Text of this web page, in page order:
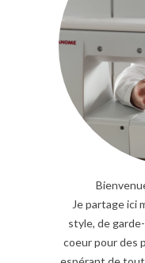
Je partage ici
style, de
coeur pour des